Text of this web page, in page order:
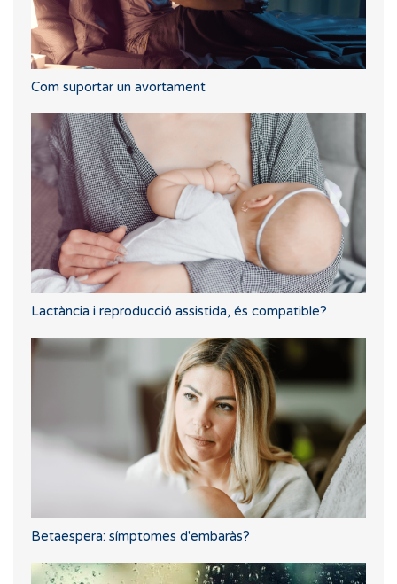
Com suportar un avortament
Lactància i reproducció assistida, és compatible?
Betaespera: símptomes d'embaràs?